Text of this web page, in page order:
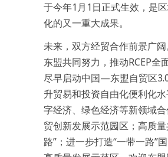
于今年1月1日正式生效，是
化的又一重大成果。
未来，双方经贸合作前景广
东盟共同努力，推动RCEP全
尽早启动中国—东盟自贸区
升贸易和投资自由化便利化
字经济、绿色经济等新领域
贸创新发展示范园区；高质
路”；进一步打造“一带一路”